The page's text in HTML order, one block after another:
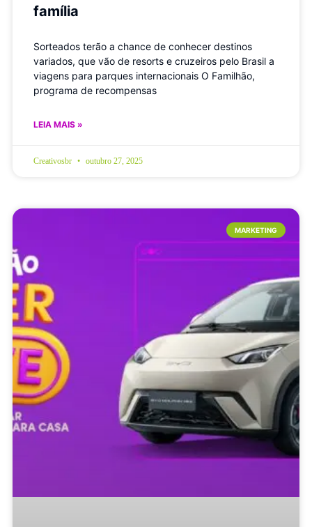
família
Sorteados terão a chance de conhecer destinos
variados, que vão de resorts e cruzeiros pelo Brasil a
viagens para parques internacionais O Familhão,
programa de recompensas
LEIA MAIS »
Creativosbr outubro 27, 2025
MARKETING